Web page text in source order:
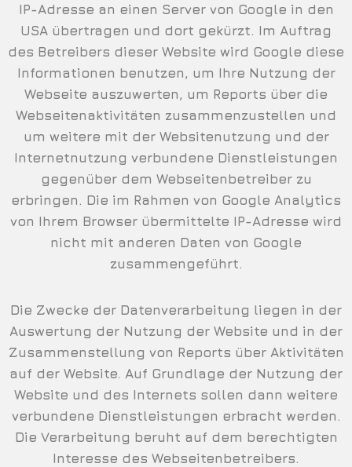
IP-Adresse an einen Server von Google in den
USA übertragen und dort gekürzt. Im Auftrag
des Betreibers dieser Website wird Google diese
Informationen benutzen, um Ihre Nutzung der
Webseite auszuwerten, um Reports über die
Webseitenaktivitäten zusammenzustellen und
um weitere mit der Websitenutzung und der
Internetnutzung verbundene Dienstleistungen
gegenüber dem Webseitenbetreiber zu
erbringen. Die im Rahmen von Google Analytics
von Ihrem Browser übermittelte IP-Adresse wird
nicht mit anderen Daten von Google
zusammengeführt.
Die Zwecke der Datenverarbeitung liegen in der
Auswertung der Nutzung der Website und in der
Zusammenstellung von Reports über Aktivitäten
auf der Website. Auf Grundlage der Nutzung der
Website und des Internets sollen dann weitere
verbundene Dienstleistungen erbracht werden.
Die Verarbeitung beruht auf dem berechtigten
Interesse des Webseitenbetreibers.